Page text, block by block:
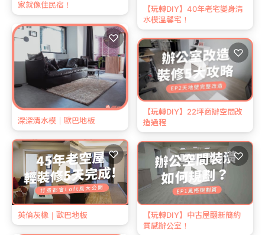
家就像住民宿！
深深清水模｜歐巴地板
♡
【玩轉DIY】40年老宅變身清
水模溫馨宅！
英倫灰橡｜歐巴地板
♡
【玩轉DIY】22坪商辦空間改
造過程
♡
【玩轉DIY】中古屋翻新簡約
質感辦公室！
♡